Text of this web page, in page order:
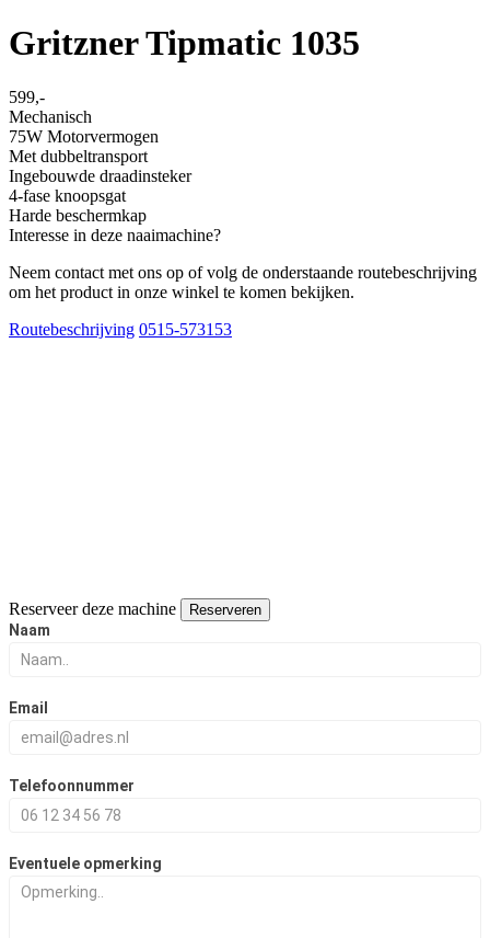
Gritzner Tipmatic 1035
599,-
Mechanisch
75W Motorvermogen
Met dubbeltransport
Ingebouwde draadinsteker
4-fase knoopsgat
Harde beschermkap
Interesse in deze naaimachine?
Neem contact met ons op of volg de onderstaande routebeschrijving
om het product in onze winkel te komen bekijken.
Routebeschrijving 0515-573153
Reserveer deze machine Reserveren
Reserveer
deze
naaimachine
Naam
Email
Telefoonnummer
Eventuele opmerking